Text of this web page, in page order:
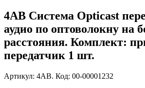
4AB Система Opticast
аудио по оптоволокну на
расстояния. Комплект:
передатчик 1 шт.
Артикул: 4AB. Код: 00-00001232